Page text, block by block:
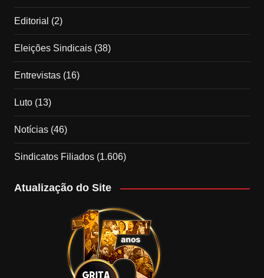
Editorial (2)
Eleições Sindicais(38)
Entrevistas(16)
Luto(13)
Notícias(46)
Sindicatos Filiados(1.606)
Atualização do Site